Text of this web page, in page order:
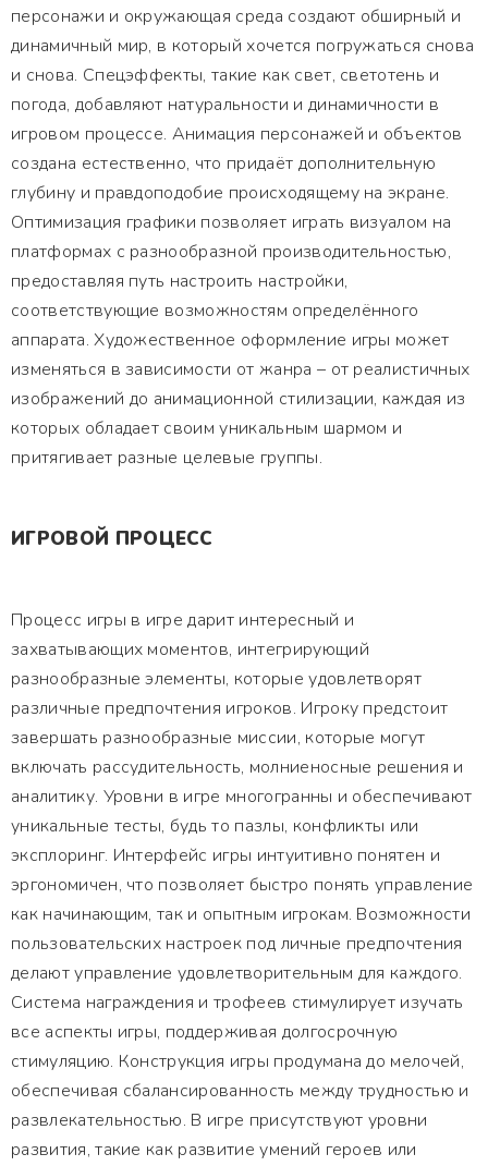
персонажи и окружающая среда создают обширный и
динамичный мир, в который хочется погружаться снова
и снова. Спецэффекты, такие как свет, светотень и
погода, добавляют натуральности и динамичности в
игровом процессе. Анимация персонажей и объектов
создана естественно, что придаёт дополнительную
глубину и правдоподобие происходящему на экране.
Оптимизация графики позволяет играть визуалом на
платформах с разнообразной производительностью,
предоставляя путь настроить настройки,
соответствующие возможностям определённого
аппарата. Художественное оформление игры может
изменяться в зависимости от жанра – от реалистичных
изображений до анимационной стилизации, каждая из
которых обладает своим уникальным шармом и
притягивает разные целевые группы.
ИГРОВОЙ ПРОЦЕСС
Процесс игры в игре дарит интересный и
захватывающих моментов, интегрирующий
разнообразные элементы, которые удовлетворят
различные предпочтения игроков. Игроку предстоит
завершать разнообразные миссии, которые могут
включать рассудительность, молниеносные решения и
аналитику. Уровни в игре многогранны и обеспечивают
уникальные тесты, будь то пазлы, конфликты или
эксплоринг. Интерфейс игры интуитивно понятен и
эргономичен, что позволяет быстро понять управление
как начинающим, так и опытным игрокам. Возможности
пользовательских настроек под личные предпочтения
делают управление удовлетворительным для каждого.
Система награждения и трофеев стимулирует изучать
все аспекты игры, поддерживая долгосрочную
стимуляцию. Конструкция игры продумана до мелочей,
обеспечивая сбалансированность между трудностью и
развлекательностью. В игре присутствуют уровни
развития, такие как развитие умений героев или